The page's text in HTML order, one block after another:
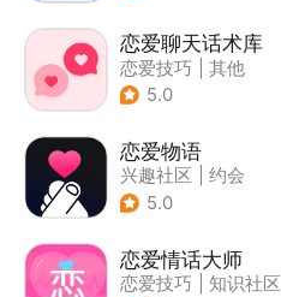
恋爱聊天话术库
恋爱技巧
其他
5.0
恋爱物语
兴趣社区
约会
5.0
恋爱情话大师
恋爱技巧
知识社区